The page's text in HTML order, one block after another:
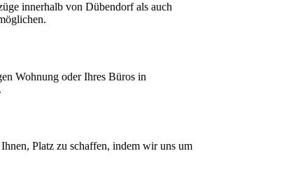
innerhalb von Dübendorf als auch
Wohnung oder Ihres Büros in
Platz zu schaffen, indem wir uns um